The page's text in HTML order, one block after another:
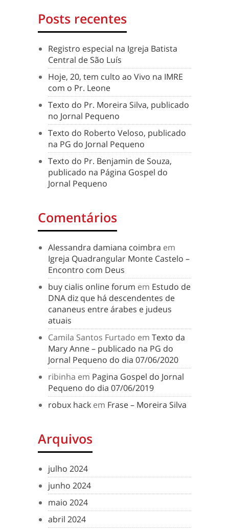
Posts recentes
Registro especial na Igreja Batista
Central de São Luís
Hoje, 20, tem culto ao Vivo na IMRE
com o Pr. Leone
Texto do Pr. Moreira Silva, publicado
no Jornal Pequeno
Texto do Roberto Veloso, publicado
na PG do Jornal Pequeno
Texto do Pr. Benjamin de Souza,
publicado na Página Gospel do
Jornal Pequeno
Comentários
Alessandra damiana coimbra em
Igreja Quadrangular Monte Castelo –
Encontro com Deus
buy cialis online forum em Estudo de
DNA diz que há descendentes de
cananeus entre árabes e judeus
atuais
Camila Santos Furtado em Texto da
Mary Anne – publicado na PG do
Jornal Pequeno do dia 07/06/2020
ribinha em Pagina Gospel do Jornal
Pequeno do dia 07/06/2019
robux hack em Frase – Moreira Silva
Arquivos
julho 2024
junho 2024
maio 2024
abril 2024